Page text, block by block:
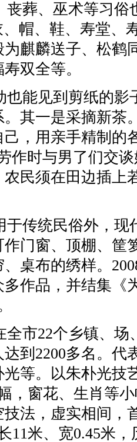
丧葬、巫术等习俗
帽、鞋、寿堂、
麒麟送子、松鹤
双全等。
也能见到剪纸的影
其一是采摘新茶
，用亲手精制的
作时与男了们交
民须在田边插上
于传统民俗外，现
门窗、顶棚、筐
桌布的绣样。
作品，并结集《
全市22个乡镇、场
到2200多名。代
等。以朱朴光技
，窗花、生肖等
法，虚实相间，
11米、宽0.45米